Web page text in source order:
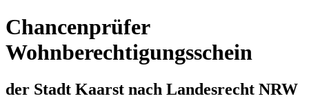
Chancenprüfer
Wohnberechtigungsschein
der Stadt Kaarst nach Landesrecht NRW